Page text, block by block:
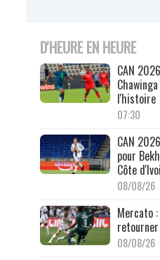
D'HEURE EN HEURE
CAN
l'histoire
07:30
CAN
pour
Côte
08/08/26
Mercato
08/08/26